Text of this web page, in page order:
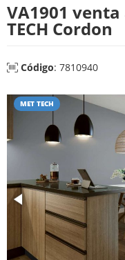
VA1901
TECH Cordon
Código: 7810940
MET TECH